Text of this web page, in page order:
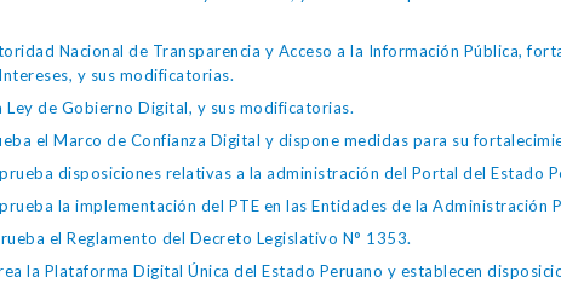
Nacional de Transparencia y Acceso a la Información Pública,
y sus modificatorias.
de Gobierno Digital, y sus modificatorias.
el Marco de Confianza Digital y dispone medidas para su
disposiciones relativas a la administración del Portal del Estado
la implementación del PTE en las Entidades de la Administración
el Reglamento del Decreto Legislativo N° 1353.
la Plataforma Digital Única del Estado Peruano y establecen